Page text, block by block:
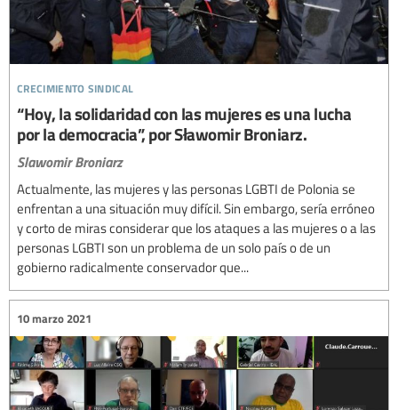
crecimiento sindical
“Hoy, la solidaridad con las mujeres es una lucha
por la democracia”, por Sławomir Broniarz.
Slawomir Broniarz
Actualmente, las mujeres y las personas LGBTI de Polonia se
enfrentan a una situación muy difícil. Sin embargo, sería erróneo
y corto de miras considerar que los ataques a las mujeres o a las
personas LGBTI son un problema de un solo país o de un
gobierno radicalmente conservador que...
10 marzo 2021